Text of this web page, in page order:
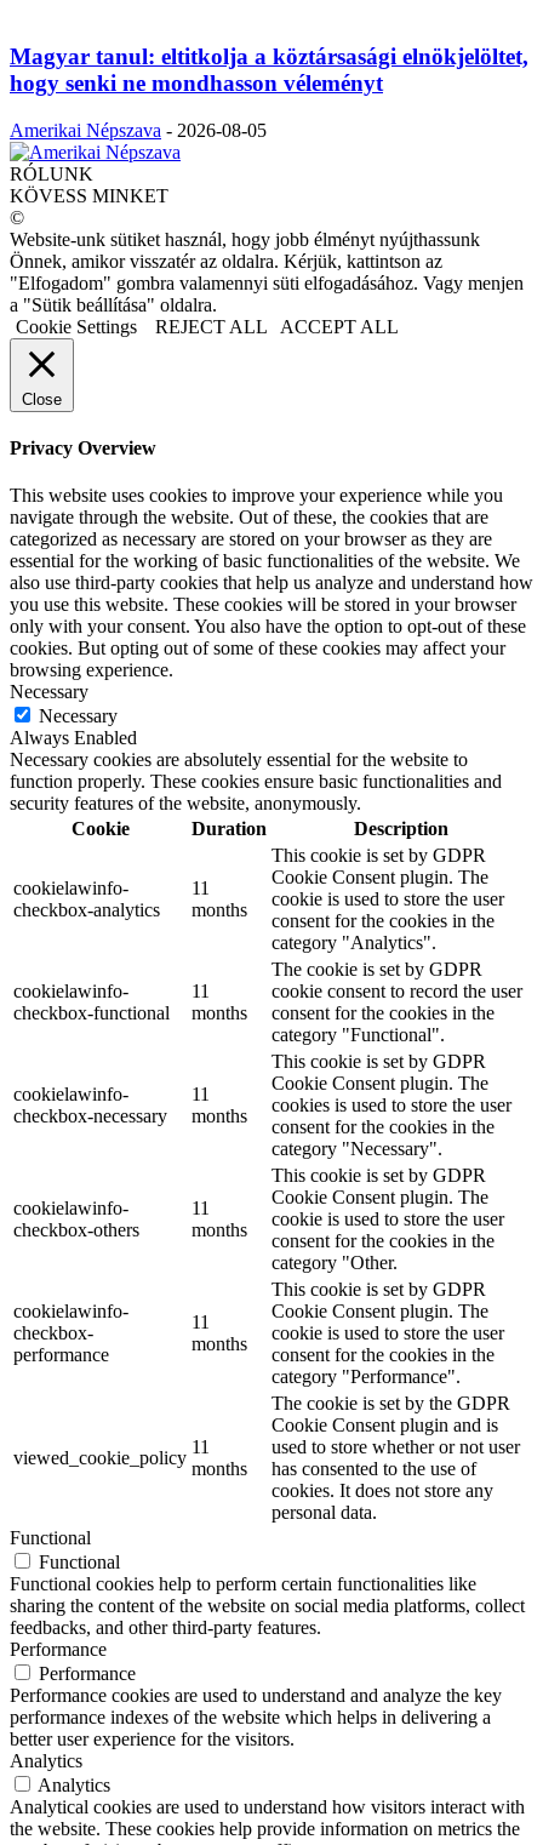
Magyar tanul: eltitkolja a köztársasági elnökjelöltet,
hogy senki ne mondhasson véleményt
Amerikai Népszava - 2026-08-05
RÓLUNK
KÖVESS MINKET
©
Website-unk sütiket használ, hogy jobb élményt nyújthassunk
Önnek, amikor visszatér az oldalra. Kérjük, kattintson az
"Elfogadom" gombra valamennyi süti elfogadásához. Vagy menjen
a "Sütik beállítása" oldalra.
Cookie Settings
REJECT ALL ACCEPT ALL
Close
Privacy Overview
This website uses cookies to improve your experience while you
navigate through the website. Out of these, the cookies that are
categorized as necessary are stored on your browser as they are
essential for the working of basic functionalities of the website. We
also use third-party cookies that help us analyze and understand how
you use this website. These cookies will be stored in your browser
only with your consent. You also have the option to opt-out of these
cookies. But opting out of some of these cookies may affect your
browsing experience.
Necessary
Necessary
Always Enabled
Necessary cookies are absolutely essential for the website to
function properly. These cookies ensure basic functionalities and
security features of the website, anonymously.
Cookie
Duration Description
cookielawinfo-
checkbox-analytics
11
months
This cookie is set by GDPR
Cookie Consent plugin. The
cookie is used to store the user
consent for the cookies in the
category "Analytics".
cookielawinfo-
checkbox-functional
11
months
The cookie is set by GDPR
cookie consent to record the user
consent for the cookies in the
category "Functional".
cookielawinfo-
checkbox-necessary
11
months
This cookie is set by GDPR
Cookie Consent plugin. The
cookies is used to store the user
consent for the cookies in the
category "Necessary".
cookielawinfo-
checkbox-others
11
months
This cookie is set by GDPR
Cookie Consent plugin. The
cookie is used to store the user
consent for the cookies in the
category "Other.
cookielawinfo-
checkbox-
performance
11
months
This cookie is set by GDPR
Cookie Consent plugin. The
cookie is used to store the user
consent for the cookies in the
category "Performance".
viewed_cookie_policy
11
months
The cookie is set by the GDPR
Cookie Consent plugin and is
used to store whether or not user
has consented to the use of
cookies. It does not store any
personal data.
Functional
Functional
Functional cookies help to perform certain functionalities like
sharing the content of the website on social media platforms, collect
feedbacks, and other third-party features.
Performance
Performance
Performance cookies are used to understand and analyze the key
performance indexes of the website which helps in delivering a
better user experience for the visitors.
Analytics
Analytics
Analytical cookies are used to understand how visitors interact with
the website. These cookies help provide information on metrics the